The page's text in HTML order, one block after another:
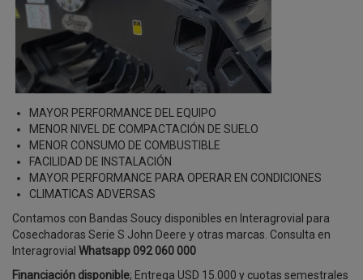
MAYOR PERFORMANCE DEL EQUIPO
MENOR NIVEL DE COMPACTACIÓN DE SUELO
MENOR CONSUMO DE COMBUSTIBLE
FACILIDAD DE INSTALACIÓN
MAYOR PERFORMANCE PARA OPERAR EN CONDICIONES
CLIMATICAS ADVERSAS
Contamos con Bandas Soucy disponibles en Interagrovial para
Cosechadoras Serie S John Deere y otras marcas. Consulta en
Interagrovial Whatsapp 092 060 000
Financiación disponible; Entrega USD 15.000 y cuotas semestrales